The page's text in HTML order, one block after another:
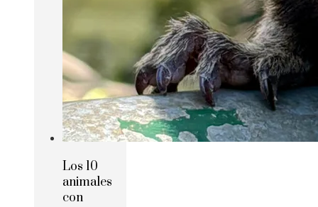
Los 10
animales
con